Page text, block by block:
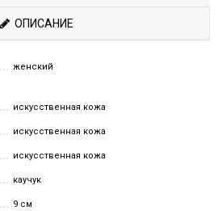
ОПИСАНИЕ
женский
искусственная кожа
искусственная кожа
искусственная кожа
каучук
9 см